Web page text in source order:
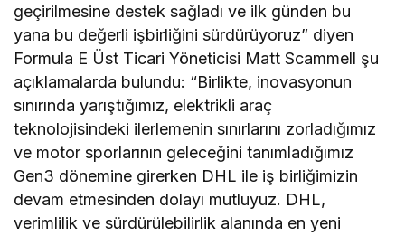
geçirilmesine destek sağladı ve ilk günden bu
yana bu değerli işbirliğini sürdürüyoruz” diyen
Formula E Üst Ticari Yöneticisi Matt Scammell şu
açıklamalarda bulundu: “Birlikte, inovasyonun
sınırında yarıştığımız, elektrikli araç
teknolojisindeki ilerlemenin sınırlarını zorladığımız
ve motor sporlarının geleceğini tanımladığımız
Gen3 dönemine girerken DHL ile iş birliğimizin
devam etmesinden dolayı mutluyuz. DHL,
verimlilik ve sürdürülebilirlik alanında en yeni